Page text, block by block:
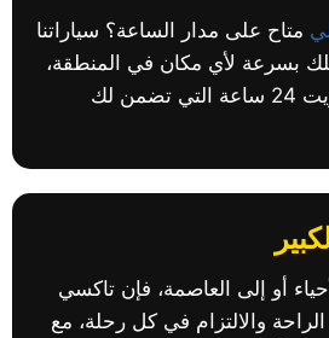
متاح على مدار الساعة؟ سياراتنا
بسرعة لأي مكان في المنطقة،
مع خدمة تاكسي الكويت 24 ساعة التي تضمن لك
أو إلى العاصمة، فإن تاكسي
والالتزام في كل رحلة، مع